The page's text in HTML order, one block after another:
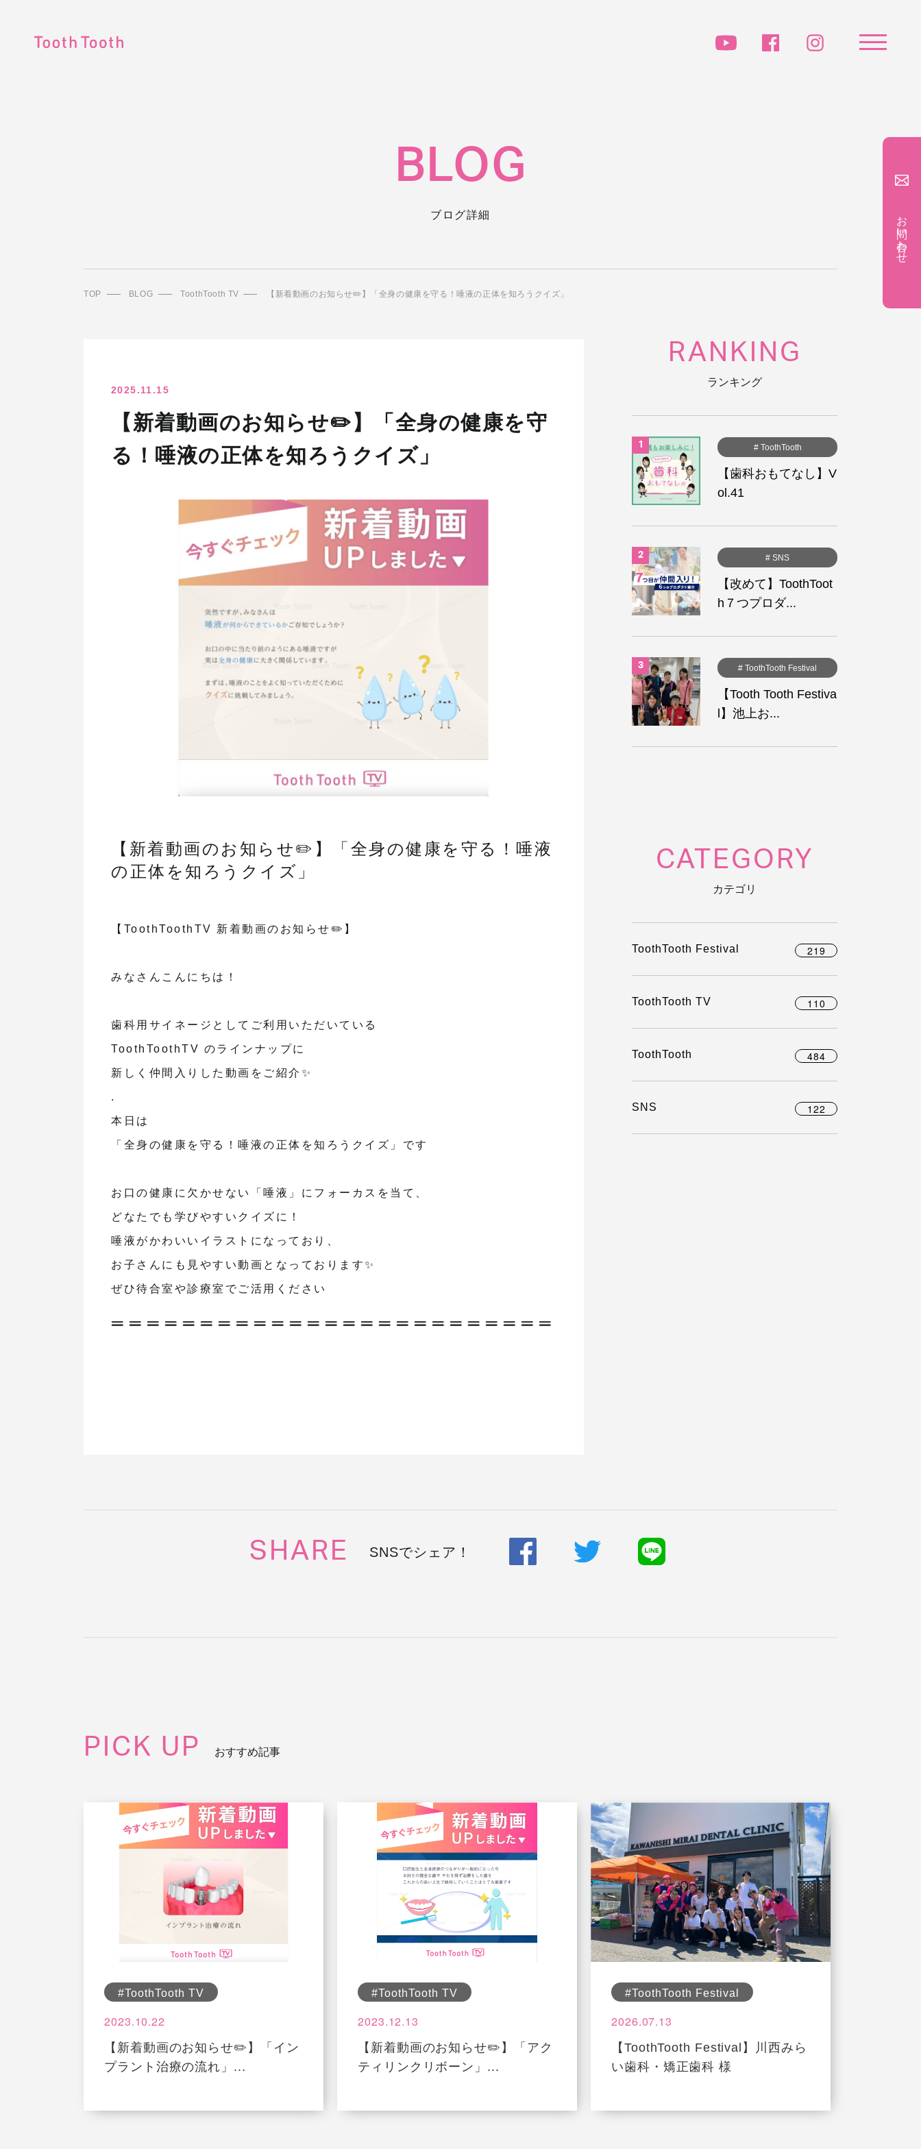
BLOG
ブログ詳細
TOP BLOG ToothTooth TV 【新着動画のお知らせ✏️】「全身の健康を守る！唾液の正体を知ろうクイズ」
2025.11.15
【新着動画のお知らせ✏️】「全身の健康を守
る！唾液の正体を知ろうクイズ」
【新着動画のお知らせ✏️】「全身の健康を守る！唾液
の正体を知ろうクイズ」
【ToothToothTV 新着動画のお知らせ✏️】
みなさんこんにちは！
歯科用サイネージとしてご利用いただいている
ToothToothTV のラインナップに
新しく仲間入りした動画をご紹介✨
.
本日は
「全身の健康を守る！唾液の正体を知ろうクイズ」です
お口の健康に欠かせない「唾液」にフォーカスを当て、
どなたでも学びやすいクイズに！
唾液がかわいいイラストになっており、
お子さんにも見やすい動画となっております✨
ぜひ待合室や診療室でご活用ください
RANKING
ランキング
# ToothTooth
【歯科おもてなし】V
ol.41
# SNS
【改めて】ToothToot
h７つプロダ...
# ToothTooth Festival
【Tooth Tooth Festiva
l】池上お...
CATEGORY
カテゴリ
ToothTooth Festival 219
ToothTooth TV 110
ToothTooth 484
SNS 122
SHARE SNSでシェア！
PICK UP おすすめ記事
#ToothTooth TV
2023.10.22
【新着動画のお知らせ✏️】「イン
プラント治療の流れ」...
#ToothTooth TV
2023.12.13
【新着動画のお知らせ✏️】「アク
ティリンクリボーン」...
#ToothTooth Festival
2026.07.13
【ToothTooth Festival】川西みら
い歯科・矯正歯科 様
お問い合わせ